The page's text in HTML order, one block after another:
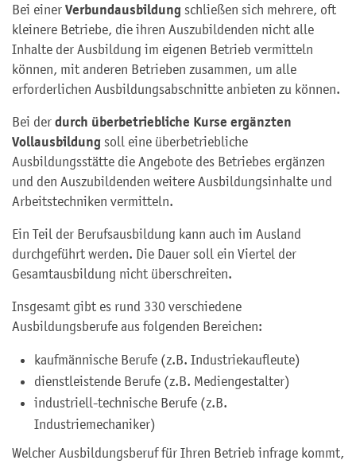
Bei einer Verbundausbildung schließen sich mehrere, oft
kleinere Betriebe, die ihren Auszubildenden nicht alle
Inhalte der Ausbildung im eigenen Betrieb vermitteln
können, mit anderen Betrieben zusammen, um alle
erforderlichen Ausbildungsabschnitte anbieten zu können.
Bei der durch überbetriebliche Kurse ergänzten
Vollausbildung soll eine überbetriebliche
Ausbildungsstätte die Angebote des Betriebes ergänzen
und den Auszubildenden weitere Ausbildungsinhalte und
Arbeitstechniken vermitteln.
Ein Teil der Berufsausbildung kann auch im Ausland
durchgeführt werden. Die Dauer soll ein Viertel der
Gesamtausbildung nicht überschreiten.
Insgesamt gibt es rund 330 verschiedene
Ausbildungsberufe aus folgenden Bereichen:
kaufmännische Berufe (z.B. Industriekaufleute)
dienstleistende Berufe (z.B. Mediengestalter)
industriell-technische Berufe (z.B.
Industriemechaniker)
Welcher Ausbildungsberuf für Ihren Betrieb infrage kommt,